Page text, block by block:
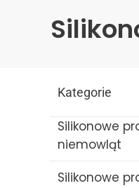
Kategorie
Silikonowe
niemowląt
Silikonowe